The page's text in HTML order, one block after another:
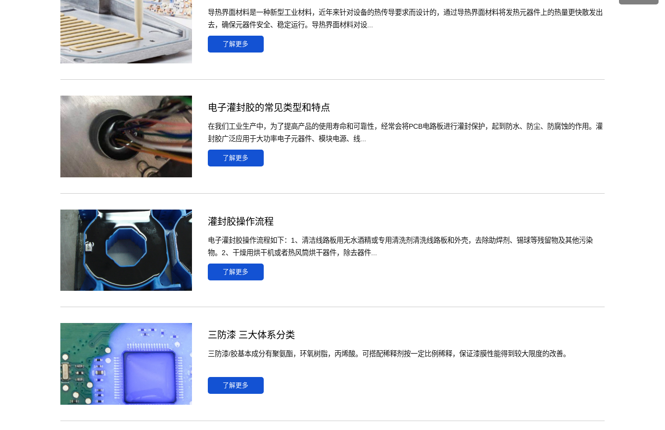
导热界面材料是一种新型工业材料，近年来针对设备的热传导要求而设计的，通过导热界面材料将发热元器件上的热量更快散发出
去，确保元器件安全、稳定运行。导热界面材料对设...
了解更多
电子灌封胶的常见类型和特点
在我们工业生产中，为了提高产品的使用寿命和可靠性，经常会将PCB电路板进行灌封保护，起到防水、防尘、防腐蚀的作用。灌
封胶广泛应用于大功率电子元器件、模块电源、线...
了解更多
灌封胶操作流程
电子灌封胶操作流程如下：1、清洁线路板用无水酒精或专用清洗剂清洗线路板和外壳，去除助焊剂、锡球等残留物及其他污染
物。2、干燥用烘干机或者热风筒烘干器件，除去器件...
了解更多
三防漆 三大体系分类
三防漆/胶基本成分有聚氨酯，环氧树脂，丙烯酸。可搭配稀释剂按一定比例稀释，保证漆膜性能得到较大限度的改善。
了解更多